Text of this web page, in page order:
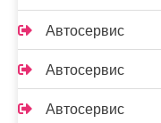
Автосервис
Автосервис
Автосервис